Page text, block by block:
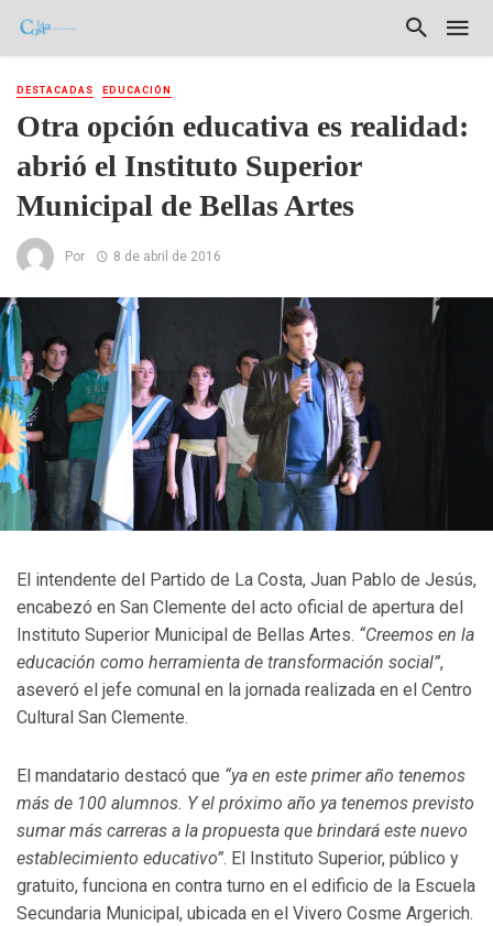
DESTACADAS EDUCACIÓN
Otra opción educativa es realidad:
abrió el Instituto Superior
Municipal de Bellas Artes
Por 8 de abril de 2016
El intendente del Partido de La Costa, Juan Pablo de Jesús,
encabezó en San Clemente del acto oficial de apertura del
Instituto Superior Municipal de Bellas Artes. “Creemos en la
educación como herramienta de transformación social”,
aseveró el jefe comunal en la jornada realizada en el Centro
Cultural San Clemente.
El mandatario destacó que “ya en este primer año tenemos
más de 100 alumnos. Y el próximo año ya tenemos previsto
sumar más carreras a la propuesta que brindará este nuevo
establecimiento educativo”. El Instituto Superior, público y
gratuito, funciona en contra turno en el edificio de la Escuela
Secundaria Municipal, ubicada en el Vivero Cosme Argerich.